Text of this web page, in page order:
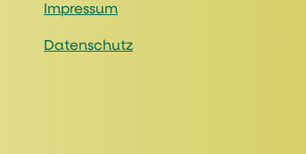
Impressum
Datenschutz